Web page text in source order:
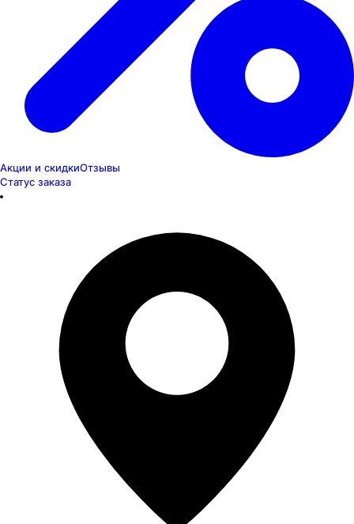
Акции и скидкиОтзывы
Статус заказа